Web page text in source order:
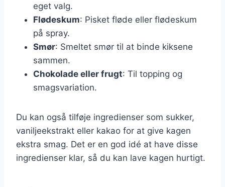
eget valg.
Flødeskum: Pisket fløde eller flødeskum
på spray.
Smør: Smeltet smør til at binde kiksene
sammen.
Chokolade eller frugt: Til topping og
smagsvariation.
Du kan også tilføje ingredienser som sukker,
vaniljeekstrakt eller kakao for at give kagen
ekstra smag. Det er en god idé at have disse
ingredienser klar, så du kan lave kagen hurtigt.